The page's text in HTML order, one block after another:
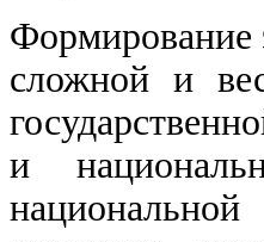
Формирование
сложной и
и